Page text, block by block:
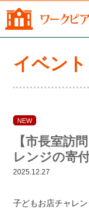
イベン
NEW
【市長室訪
レンジの寄
2025.12.27
子どもお店チャレ